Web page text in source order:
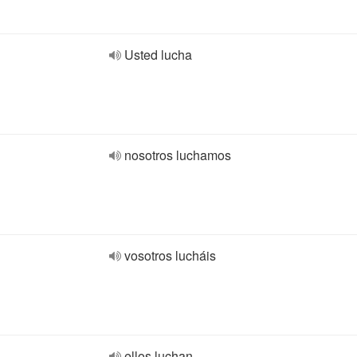
Usted lucha
nosotros luchamos
vosotros lucháis